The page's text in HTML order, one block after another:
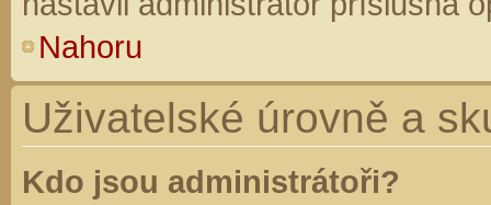
Nahoru
Uživatelské úrovně a
Kdo jsou administrátoři?